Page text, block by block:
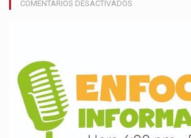
COMENTARIOS DESACTIVADOS